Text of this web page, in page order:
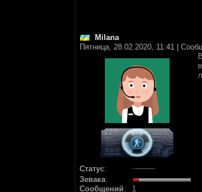
Milana
Пятница, 28.02.2020, 11:41 |
Статус:
Зевака:
Сообщений:
1